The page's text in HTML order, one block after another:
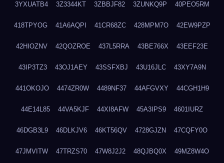
3YXUATB4 3Z3344KT 3ZBBJF82 3ZUNKQ9P 40PEO5RM
418TPYOG 41A6AQPI 41CR68ZC 428MPM7O 42EW9PZP
42HIOZNV 42QOZROE 437L5RRA 43BE766X 43EEF23E
43IP3TZ3 43OJ1AEY 43SSFXBJ 43U16JLC 43XY7A9N
441OKOJO 4474ZR0W 4489NF37 44AFGVXY 44CGH1H9
44E14L85 44VA5KJF 44XI8AFW 45A3IPS9 4601IURZ
46DGB3L9 46DLKJV6 46KT56QV 4728GJZN 47CQFY0O
47JMVITW 47TRZS70 47W8J2J2 48QJBQ0X 49MZ8W4O